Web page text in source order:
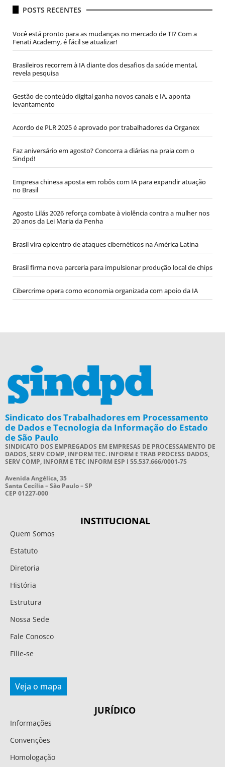
POSTS RECENTES
Você está pronto para as mudanças no mercado de TI? Com a
Fenati Academy, é fácil se atualizar!
Brasileiros recorrem à IA diante dos desafios da saúde mental,
revela pesquisa
Gestão de conteúdo digital ganha novos canais e IA, aponta
levantamento
Acordo de PLR 2025 é aprovado por trabalhadores da Organex
Faz aniversário em agosto? Concorra a diárias na praia com o
Sindpd!
Empresa chinesa aposta em robôs com IA para expandir atuação
no Brasil
Agosto Lilás 2026 reforça combate à violência contra a mulher nos
20 anos da Lei Maria da Penha
Brasil vira epicentro de ataques cibernéticos na América Latina
Brasil firma nova parceria para impulsionar produção local de chips
Cibercrime opera como economia organizada com apoio da IA
Sindicato dos Trabalhadores em Processamento
de Dados e Tecnologia da Informação do Estado
de São Paulo
SINDICATO DOS EMPREGADOS EM EMPRESAS DE PROCESSAMENTO DE
DADOS, SERV COMP, INFORM TEC. INFORM E TRAB PROCESS DADOS,
SERV COMP, INFORM E TEC INFORM ESP I 55.537.666/0001-75
Avenida Angélica, 35
Santa Cecília – São Paulo – SP
CEP 01227-000
INSTITUCIONAL
Quem Somos
Estatuto
Diretoria
História
Estrutura
Nossa Sede
Fale Conosco
Filie-se
Veja o mapa
JURÍDICO
Informações
Convenções
Homologação